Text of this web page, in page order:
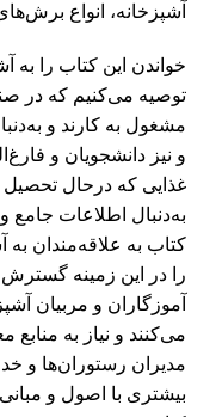
آشپزخانه، انواع
خواندن این کتاب را به
توصیه می‌کنیم که در
مشغول به کارند و
و نیز دانشجویان و
غذایی که درحال تحصیل
به‌دنبال اطلاعات جامع
کتاب به علاقه‌مندان
را در این زمینه گسترش
آموزگاران و مربیان
می‌کنند و نیاز به منابع
مدیران رستوران‌ها و
بیشتری با اصول و